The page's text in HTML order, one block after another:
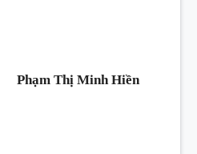
Phạm Thị Minh Hiền